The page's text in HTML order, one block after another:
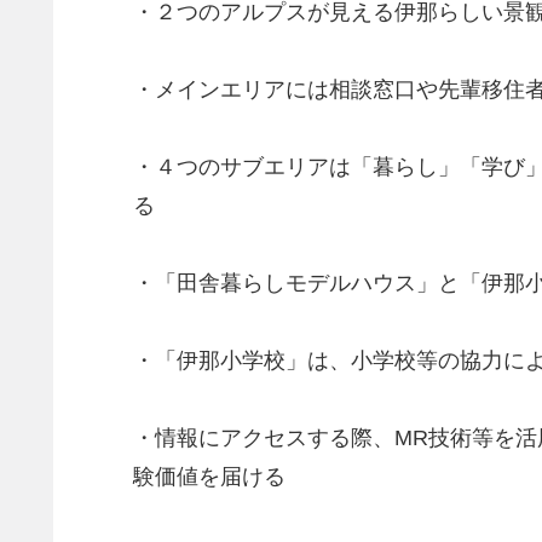
・２つのアルプスが見える伊那らしい景
・メインエリアには相談窓口や先輩移
・４つのサブエリアは「暮らし」「学
る
・「田舎暮らしモデルハウス」と「伊
・「伊那小学校」は、小学校等の協力
・情報にアクセスする際、MR技術等を
験価値を届ける